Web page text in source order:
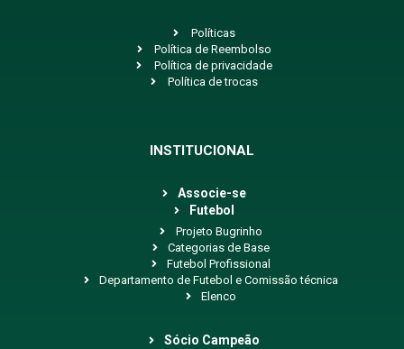
Políticas
Política de Reembolso
Política de privacidade
Política de trocas
INSTITUCIONAL
Associe-se
Futebol
Projeto Bugrinho
Categorias de Base
Futebol Profissional
Departamento de Futebol e Comissão técnica
Elenco
Sócio Campeão